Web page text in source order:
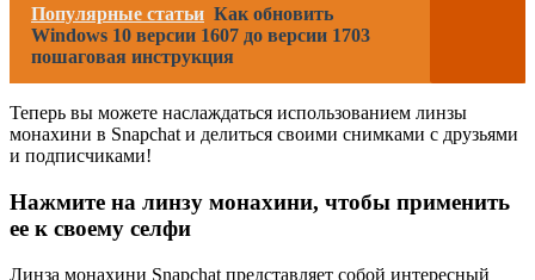
Популярные статьи Как обновить
Windows 10 версии 1607 до версии 1703
пошаговая инструкция
Теперь вы можете наслаждаться использованием линзы
монахини в Snapchat и делиться своими снимками с друзьями
и подписчиками!
Нажмите на линзу монахини, чтобы применить
ее к своему селфи
Линза монахини Snapchat представляет собой интересный